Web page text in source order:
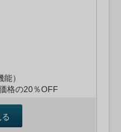
）
格の20％OFF